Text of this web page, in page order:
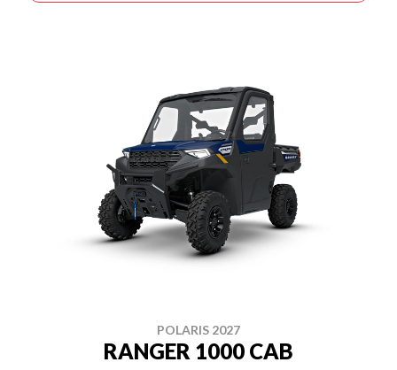
POLARIS 2027
RANGER 1000 CAB